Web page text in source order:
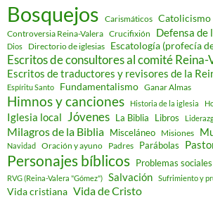
Bosquejos Carismáticos Catolicismo
Controversia Reina-Valera Crucifixión Defensa de
Dios Directorio de iglesias Escatología (profecía
Escritos de consultores al comité
Escritos de traductores y revisores de la
Espíritu Santo Fundamentalismo Ganar Almas
Himnos y canciones Historia de la iglesia
Iglesia local Jóvenes La Biblia Libros
Milagros de la Biblia Misceláneo Misiones
Navidad Oración y ayuno Padres Parábolas
Personajes bíblicos Problemas sociales
RVG (Reina-Valera "Gómez") Salvación Sufrimiento y
Vida cristiana Vida de Cristo